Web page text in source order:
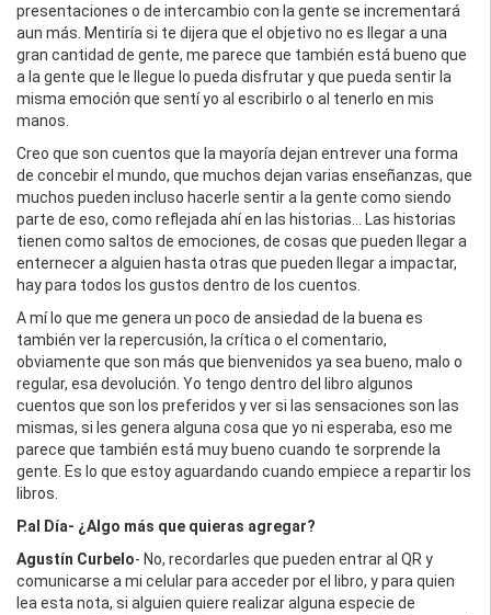
presentaciones o de intercambio con la gente se incrementará
aun más. Mentiría si te dijera que el objetivo no es llegar a una
gran cantidad de gente, me parece que también está bueno que
a la gente que le llegue lo pueda disfrutar y que pueda sentir la
misma emoción que sentí yo al escribirlo o al tenerlo en mis
manos.
Creo que son cuentos que la mayoría dejan entrever una forma
de concebir el mundo, que muchos dejan varias enseñanzas, que
muchos pueden incluso hacerle sentir a la gente como siendo
parte de eso, como reflejada ahí en las historias… Las historias
tienen como saltos de emociones, de cosas que pueden llegar a
enternecer a alguien hasta otras que pueden llegar a impactar,
hay para todos los gustos dentro de los cuentos.
A mí lo que me genera un poco de ansiedad de la buena es
también ver la repercusión, la crítica o el comentario,
obviamente que son más que bienvenidos ya sea bueno, malo o
regular, esa devolución. Yo tengo dentro del libro algunos
cuentos que son los preferidos y ver si las sensaciones son las
mismas, si les genera alguna cosa que yo ni esperaba, eso me
parece que también está muy bueno cuando te sorprende la
gente. Es lo que estoy aguardando cuando empiece a repartir los
libros.
P.al Día- ¿Algo más que quieras agregar?
Agustín Curbelo- No, recordarles que pueden entrar al QR y
comunicarse a mi celular para acceder por el libro, y para quien
lea esta nota, si alguien quiere realizar alguna especie de